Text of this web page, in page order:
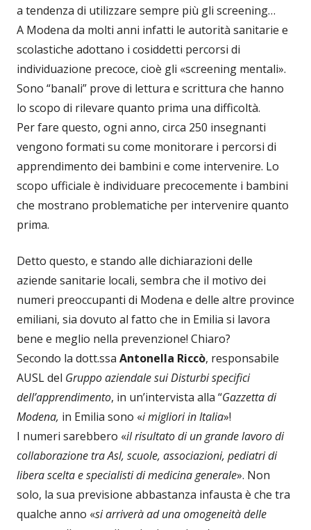
a tendenza di utilizzare sempre più gli screening…
A Modena da molti anni infatti le autorità sanitarie e
scolastiche adottano i cosiddetti percorsi di
individuazione precoce, cioè gli «screening mentali».
Sono “banali” prove di lettura e scrittura che hanno
lo scopo di rilevare quanto prima una difficoltà.
Per fare questo, ogni anno, circa 250 insegnanti
vengono formati su come monitorare i percorsi di
apprendimento dei bambini e come intervenire. Lo
scopo ufficiale è individuare precocemente i bambini
che mostrano problematiche per intervenire quanto
prima.
Detto questo, e stando alle dichiarazioni delle
aziende sanitarie locali, sembra che il motivo dei
numeri preoccupanti di Modena e delle altre province
emiliani, sia dovuto al fatto che in Emilia si lavora
bene e meglio nella prevenzione! Chiaro?
Secondo la dott.ssa Antonella Riccò, responsabile
AUSL del Gruppo aziendale sui Disturbi specifici
dell’apprendimento, in un’intervista alla “Gazzetta di
Modena, in Emilia sono «i migliori in Italia»!
I numeri sarebbero «il risultato di un grande lavoro di
collaborazione tra Asl, scuole, associazioni, pediatri di
libera scelta e specialisti di medicina generale». Non
solo, la sua previsione abbastanza infausta è che tra
qualche anno «si arriverà ad una omogeneità delle